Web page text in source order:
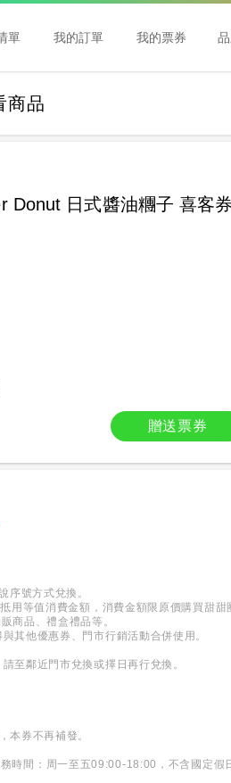
單 我的訂單 我的票券
商品
Donut 日式醬油糰子 喜客券
贈送票券
序號方式兌換。
等值消費金額，消費金額限原價購買甜
商品、禮盒禮品等。
其他優惠券、門市行銷活動合併使用。
至鄰近門市兌換或擇日再行兌換。
本券不再補發。
時間：周一至五09:00-18:00，不含國定假